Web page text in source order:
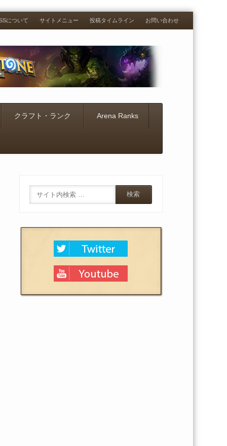
について サイトメニュー 投稿タイムライン お問い合わせ
クラフト・ランク Arena Ranks